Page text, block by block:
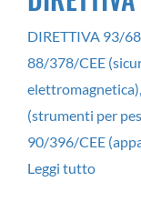
DIRETTIVA 93/
88/378/CEE
(strumenti per
90/396/CEE
Leggi tutto